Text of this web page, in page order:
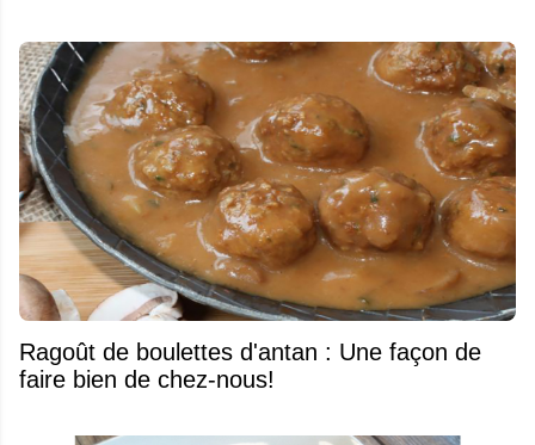
Ragoût de boulettes d'antan : Une façon de
faire bien de chez-nous!